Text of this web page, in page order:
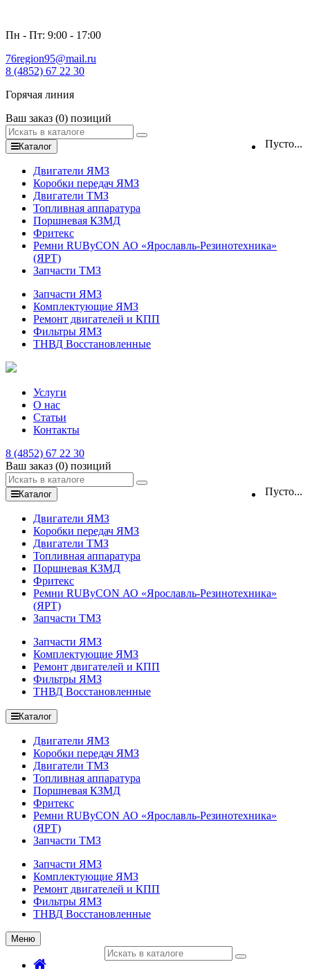
Пн - Пт: 9:00 - 17:00
76region95@mail.ru
8 (4852) 67 22 30
Горячая линия
Ваш заказ (0) позиций
Пусто...
Каталог
Двигатели ЯМЗ
Коробки передач ЯМЗ
Двигатели ТМЗ
Топливная аппаратура
Поршневая КЗМД
Фритекс
Ремни RUByCON АО «Ярославль-Резинотехника»
(ЯРТ)
Запчасти ТМЗ
Запчасти ЯМЗ
Комплектующие ЯМЗ
Ремонт двигателей и КПП
Фильтры ЯМЗ
ТНВД Восстановленные
Услуги
О нас
Статьи
Контакты
8 (4852) 67 22 30
Ваш заказ (0) позиций
Пусто...
Каталог
Двигатели ЯМЗ
Коробки передач ЯМЗ
Двигатели ТМЗ
Топливная аппаратура
Поршневая КЗМД
Фритекс
Ремни RUByCON АО «Ярославль-Резинотехника»
(ЯРТ)
Запчасти ТМЗ
Запчасти ЯМЗ
Комплектующие ЯМЗ
Ремонт двигателей и КПП
Фильтры ЯМЗ
ТНВД Восстановленные
Каталог
Двигатели ЯМЗ
Коробки передач ЯМЗ
Двигатели ТМЗ
Топливная аппаратура
Поршневая КЗМД
Фритекс
Ремни RUByCON АО «Ярославль-Резинотехника»
(ЯРТ)
Запчасти ТМЗ
Запчасти ЯМЗ
Комплектующие ЯМЗ
Ремонт двигателей и КПП
Фильтры ЯМЗ
ТНВД Восстановленные
Меню